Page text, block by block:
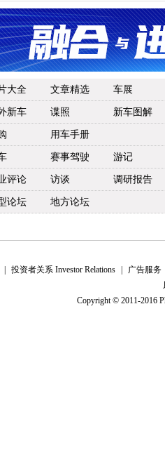
大全 文章精选 车展
新车 谍照 新车图解
用车手册
赛事驾驶 游记
评论 访谈 调研报告
论坛 地方论坛
投资者关系 Investor Relations
广告服务
Copyright © 2011-2016